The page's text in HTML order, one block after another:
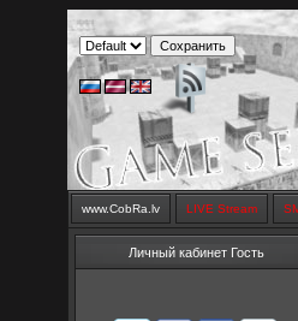
www.CobRa.lv LIVE Stream
Личный кабинет Гость